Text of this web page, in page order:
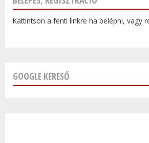
Kattintson a fenti linkre ha belépni, vagy
GOOGLE KERESŐ